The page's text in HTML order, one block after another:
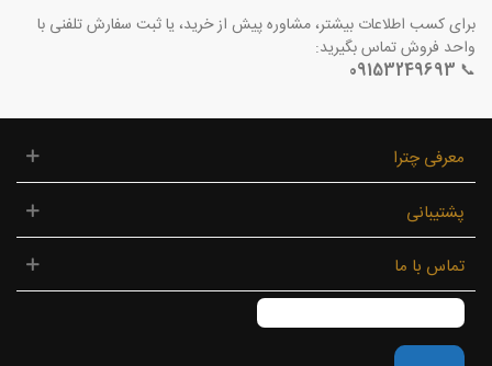
برای کسب اطلاعات بیشتر، مشاوره پیش از خرید، یا ثبت سفارش تلفنی با
واحد فروش تماس بگیرید:
📞
09153249693
معرفی چترا
پشتیبانی
تماس با ما